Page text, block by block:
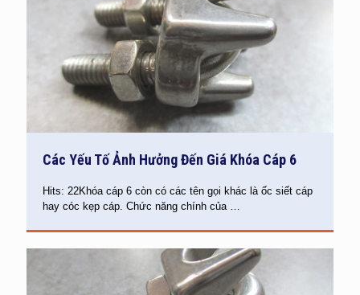
Các Yếu Tố Ảnh Hưởng Đến Giá Khóa Cáp 6
Hits: 22Khóa cáp 6 còn có các tên gọi khác là ốc siết cáp
hay cóc kẹp cáp. Chức năng chính của…